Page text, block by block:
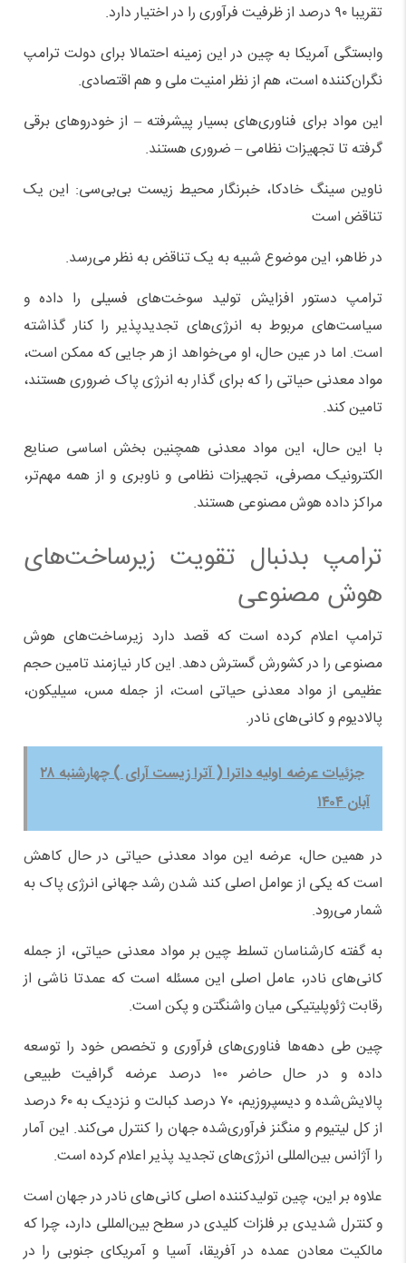
تقریبا ۹۰ درصد از ظرفیت فرآوری را در اختیار دارد.
وابستگی آمریکا به چین در این زمینه احتمالا برای دولت ترامپ
نگران‌کننده است، هم از نظر امنیت ملی و هم اقتصادی.
این مواد برای فناوری‌های بسیار پیشرفته – از خودروهای برقی
گرفته تا تجهیزات نظامی – ضروری هستند.
ناوین سینگ خادکا، خبرنگار محیط‌ زیست بی‌بی‌سی: این یک
تناقض است
در ظاهر، این موضوع شبیه به یک تناقض به نظر می‌رسد.
ترامپ دستور افزایش تولید سوخت‌های فسیلی را داده و
سیاست‌های مربوط به انرژی‌های تجدیدپذیر را کنار گذاشته
است. اما در عین حال، او می‌خواهد از هر جایی که ممکن است،
مواد معدنی حیاتی را که برای گذار به انرژی پاک ضروری هستند،
تامین کند.
با این ‌حال، این مواد معدنی همچنین بخش اساسی صنایع
الکترونیک مصرفی، تجهیزات نظامی و ناوبری و از همه مهم‌تر،
مراکز داده هوش مصنوعی هستند.
ترامپ بدنبال تقویت زیرساخت‌های
هوش مصنوعی
ترامپ اعلام کرده است که قصد دارد زیرساخت‌های هوش
مصنوعی را در کشورش گسترش دهد. این کار نیازمند تامین حجم
عظیمی از مواد معدنی حیاتی است، از جمله مس، سیلیکون،
پالادیوم و کانی‌های نادر.
جزئیات عرضه اولیه داترا ( آترا زیست آرای ) چهارشنبه ۲۸
آبان ۱۴۰۴
در همین حال، عرضه این مواد معدنی حیاتی در حال کاهش
است که یکی از عوامل اصلی کند شدن رشد جهانی انرژی پاک به
شمار می‌رود.
به گفته کارشناسان تسلط چین بر مواد معدنی حیاتی، از جمله
کانی‌های نادر، عامل اصلی این مسئله است که عمدتا ناشی از
رقابت ژئوپلیتیکی میان واشنگتن و پکن است.
چین طی دهه‌ها فناوری‌های فرآوری و تخصص خود را توسعه
داده و در حال حاضر ۱۰۰ درصد عرضه گرافیت طبیعی
پالایش‌شده و دیسپروزیم، ۷۰ درصد کبالت و نزدیک به ۶۰ درصد
از کل لیتیوم و منگنز فرآوری‌شده جهان را کنترل می‌کند. این آمار
را آژانس بین‌المللی انرژی‌های تجدید پذیر اعلام کرده است.
علاوه بر این، چین تولیدکننده اصلی کانی‌های نادر در جهان است
و کنترل شدیدی بر فلزات کلیدی در سطح بین‌المللی دارد، چرا که
مالکیت معادن عمده در آفریقا، آسیا و آمریکای جنوبی را در